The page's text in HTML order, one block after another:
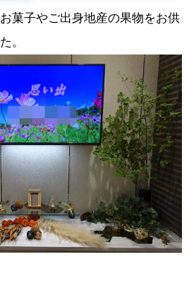
菓子やご出身地産の果物をお供
。